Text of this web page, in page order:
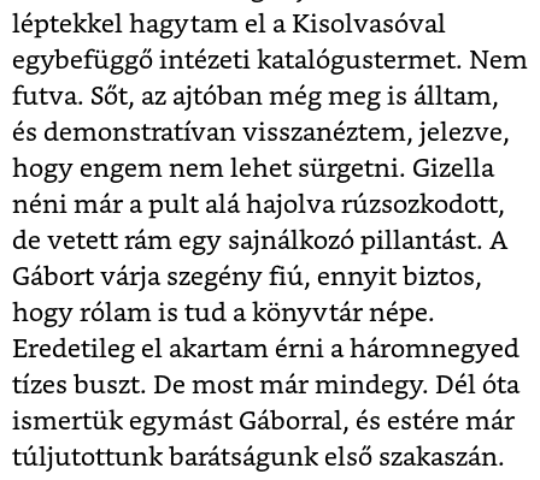
léptekkel hagytam el a Kisolvasóval
egybefüggő intézeti katalógustermet. Nem
futva. Sőt, az ajtóban még meg is álltam,
és demonstratívan visszanéztem, jelezve,
hogy engem nem lehet sürgetni. Gizella
néni már a pult alá hajolva rúzsozkodott,
de vetett rám egy sajnálkozó pillantást. A
Gábort várja szegény fiú, ennyit biztos,
hogy rólam is tud a könyvtár népe.
Eredetileg el akartam érni a háromnegyed
tízes buszt. De most már mindegy. Dél óta
ismertük egymást Gáborral, és estére már
túljutottunk barátságunk első szakaszán.